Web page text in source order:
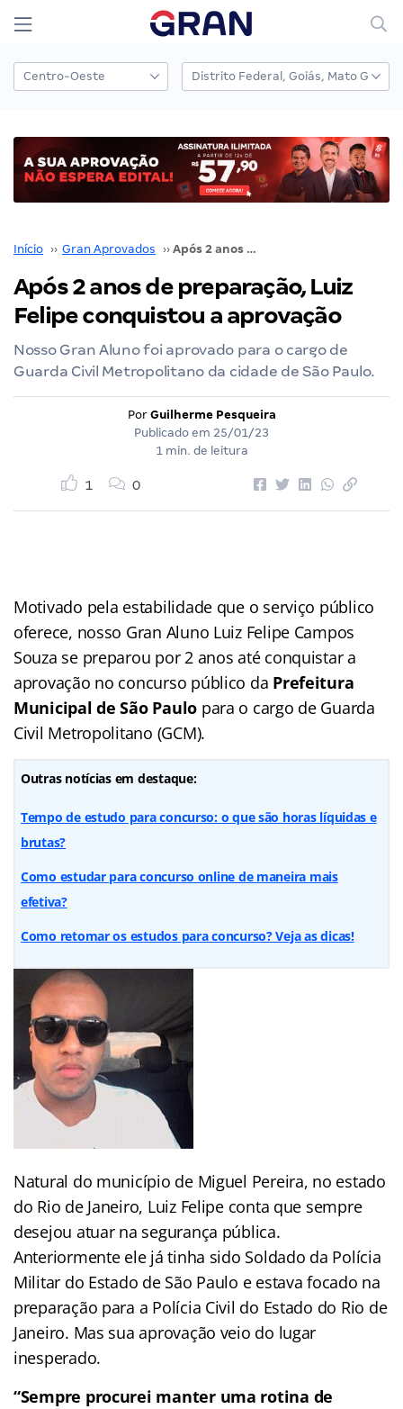
Início ›› Gran Aprovados ›› Após 2 anos de preparação, Luiz Felipe conquistou a aprovação
Após 2 anos de preparação, Luiz
Felipe conquistou a aprovação
Nosso Gran Aluno foi aprovado para o cargo de
Guarda Civil Metropolitano da cidade de São Paulo.
Por Guilherme Pesqueira
Publicado em 25/01/23
1 min. de leitura
1 0
Motivado pela estabilidade que o serviço público
oferece, nosso Gran Aluno Luiz Felipe Campos
Souza se preparou por 2 anos até conquistar a
aprovação no concurso público da Prefeitura
Municipal de São Paulo para o cargo de Guarda
Civil Metropolitano (GCM).
Outras notícias em destaque:
Tempo de estudo para concurso: o que são horas líquidas e
brutas?
Como estudar para concurso online de maneira mais
efetiva?
Como retomar os estudos para concurso? Veja as dicas!
Natural do município de Miguel Pereira, no estado
do Rio de Janeiro, Luiz Felipe conta que sempre
desejou atuar na segurança pública.
Anteriormente ele já tinha sido Soldado da Polícia
Militar do Estado de São Paulo e estava focado na
preparação para a Polícia Civil do Estado do Rio de
Janeiro. Mas sua aprovação veio do lugar
inesperado.
“Sempre procurei manter uma rotina de